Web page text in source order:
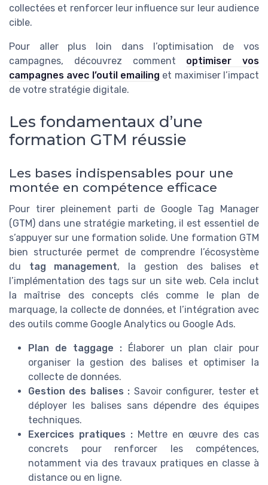
collectées et renforcer leur influence sur leur audience
cible.
Pour aller plus loin dans l’optimisation de vos
campagnes, découvrez comment optimiser vos
campagnes avec l’outil emailing et maximiser l’impact
de votre stratégie digitale.
Les fondamentaux d’une
formation GTM réussie
Les bases indispensables pour une
montée en compétence efficace
Pour tirer pleinement parti de Google Tag Manager
(GTM) dans une stratégie marketing, il est essentiel de
s’appuyer sur une formation solide. Une formation GTM
bien structurée permet de comprendre l’écosystème
du tag management, la gestion des balises et
l’implémentation des tags sur un site web. Cela inclut
la maîtrise des concepts clés comme le plan de
marquage, la collecte de données, et l’intégration avec
des outils comme Google Analytics ou Google Ads.
Plan de taggage : Élaborer un plan clair pour
organiser la gestion des balises et optimiser la
collecte de données.
Gestion des balises : Savoir configurer, tester et
déployer les balises sans dépendre des équipes
techniques.
Exercices pratiques : Mettre en œuvre des cas
concrets pour renforcer les compétences,
notamment via des travaux pratiques en classe à
distance ou en ligne.